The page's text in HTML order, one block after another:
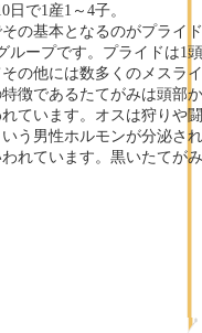
日で1産1～4子。
の基本となるのがプライ
ループです。プライドは1
の他には数多くのメスラ
徴であるたてがみは頭部
ています。オスは狩りや
う男性ホルモンが分泌さ
れています。黒いたてが